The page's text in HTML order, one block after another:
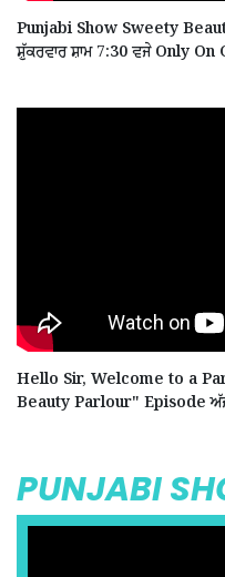
Punjabi Show Sweety
ਸ਼ੁੱਕਰਵਾਰ ਸ਼ਾਮ 7:30 ਵਜੇ Only On
Hello Sir, Welcome to a
Beauty Parlour" Episode
PUNJABI